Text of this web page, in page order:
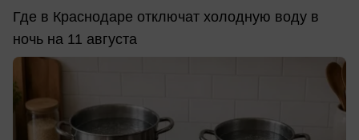
Где в Краснодаре отключат холодную воду в
ночь на 11 августа